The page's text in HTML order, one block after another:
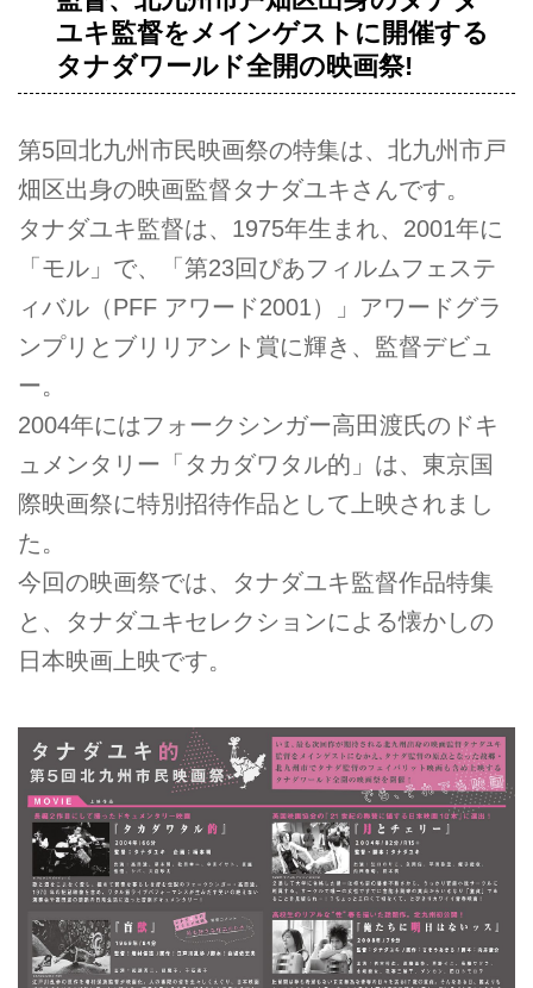
ユキ監督をメインゲストに開催する
タナダワールド全開の映画祭!
第5回北九州市民映画祭の特集は、北九州市戸
畑区出身の映画監督タナダユキさんです。
タナダユキ監督は、1975年生まれ、2001年に
「モル」で、「第23回ぴあフィルムフェステ
ィバル（PFF アワード2001）」アワードグラ
ンプリとブリリアント賞に輝き、監督デビュ
ー。
2004年にはフォークシンガー高田渡氏のドキ
ュメンタリー「タカダワタル的」は、東京国
際映画祭に特別招待作品として上映されまし
た。
今回の映画祭では、タナダユキ監督作品特集
と、タナダユキセレクションによる懐かしの
日本映画上映です。